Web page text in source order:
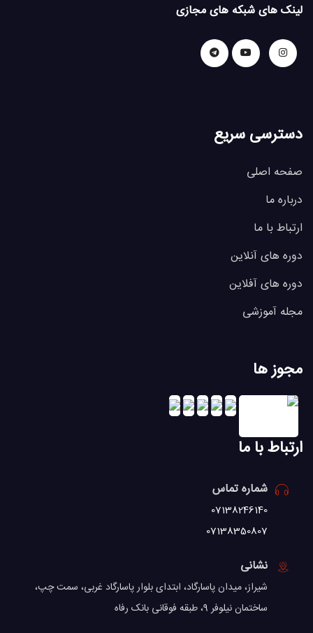
لینک های شبکه های مجازی
دسترسی سریع
صفحه اصلی
درباره ما
ارتباط با ما
دوره های آنلاین
دوره های آفلاین
مجله آموزشی
مجوز ها
ارتباط با ما
شماره تماس
07138246140
07138350807
نشانی
شیراز، میدان پاسارگاد، ابتدای بلوار پاسارگاد غربی، سمت چپ،
ساختمان نیلوفر 9، طبقه فوقانی بانک رفاه